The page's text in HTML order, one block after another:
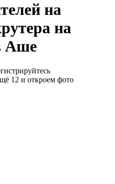
на
на
Аше
12 и откроем фото